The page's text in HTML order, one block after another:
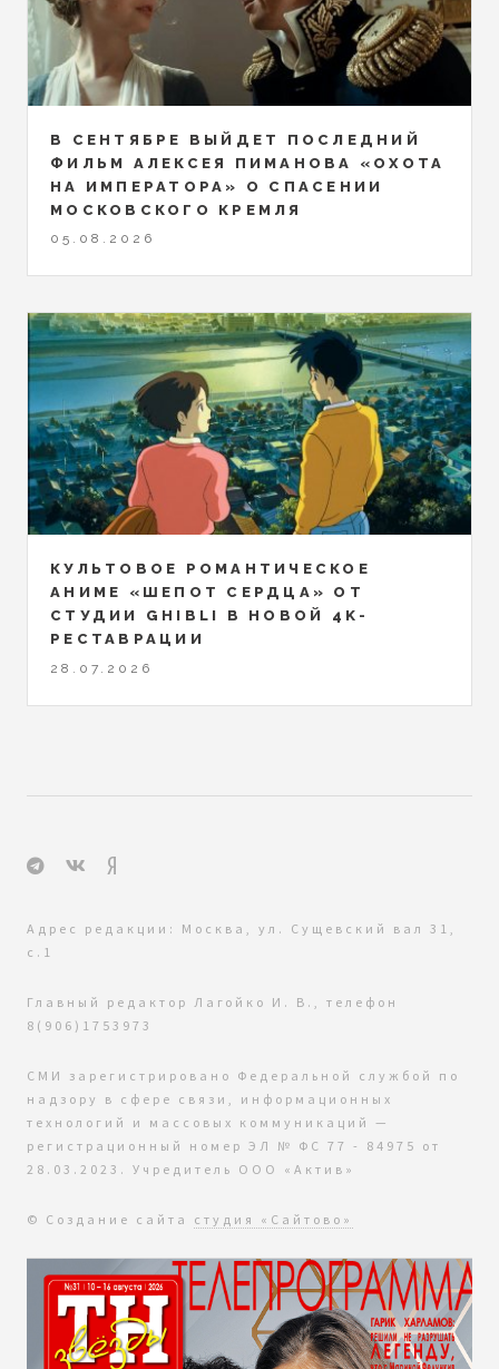
В СЕНТЯБРЕ ВЫЙДЕТ ПОСЛЕДНИЙ
ФИЛЬМ АЛЕКСЕЯ ПИМАНОВА «ОХОТА
НА ИМПЕРАТОРА» О СПАСЕНИИ
МОСКОВСКОГО КРЕМЛЯ
05.08.2026
КУЛЬТОВОЕ РОМАНТИЧЕСКОЕ
АНИМЕ «ШЕПОТ СЕРДЦА» ОТ
СТУДИИ GHIBLI В НОВОЙ 4K-
РЕСТАВРАЦИИ
28.07.2026
Адрес редакции: Москва, ул. Сущевский вал 31,
с.1
Главный редактор Лагойко И. В., телефон
8(906)1753973
СМИ зарегистрировано Федеральной службой по
надзору в сфере связи, информационных
технологий и массовых коммуникаций —
регистрационный номер ЭЛ № ФС 77 - 84975 от
28.03.2023. Учредитель ООО «Актив»
© Создание сайта студия «Сайтово»